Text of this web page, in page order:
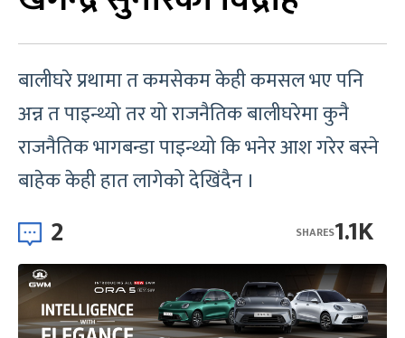
बालीघरे प्रथामा त कमसेकम केही कमसल भए पनि
अन्न त पाइन्थ्यो तर यो राजनैतिक बालीघरेमा कुनै
राजनैतिक भागबन्डा पाइन्थ्यो कि भनेर आश गरेर बस्ने
बाहेक केही हात लागेको देखिंदैन ।
2 1.1K
SHARES